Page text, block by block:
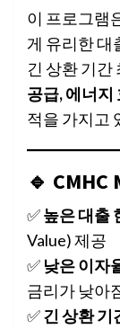
이 프로그램
게 유리한 대
긴 상환 기간
공급, 에너지
적을 가지고
🔹
✅높은 대출
Value) 제공
✅ 낮은 이자
금리가 낮아
✅긴 상환 기